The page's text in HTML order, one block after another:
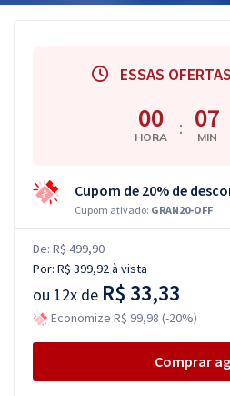
ESSAS
00
HORA : 07
MIN
Cupom de 20% de
Cupom ativado: GRAN20-OFF
De: R$ 499,90
Por: R$ 399,92à vista
ou 12x de R$ 33,33
Economize R$ 99,98 (-20%)
Comprar